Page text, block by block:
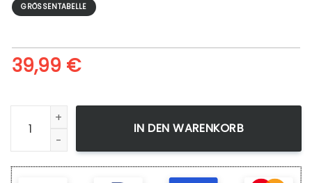
GRÖSSENTABELLE
39,99 €
Planetenkollision - Leinwandbild Menge
IN DEN WARENKORB